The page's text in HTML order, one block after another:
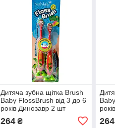
Дитяча зубна щітка Brush
Baby FlossBrush від 3 до 6
років Динозавр 2 шт
264₴ 264